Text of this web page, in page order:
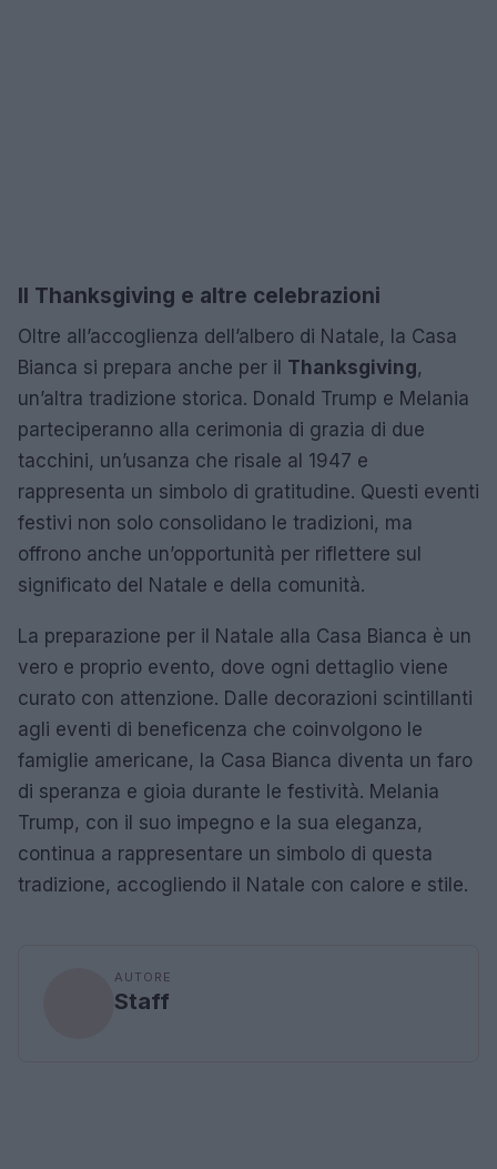
Il Thanksgiving e altre celebrazioni
Oltre all’accoglienza dell’albero di Natale, la Casa
Bianca si prepara anche per il Thanksgiving,
un’altra tradizione storica. Donald Trump e Melania
parteciperanno alla cerimonia di grazia di due
tacchini, un’usanza che risale al 1947 e
rappresenta un simbolo di gratitudine. Questi eventi
festivi non solo consolidano le tradizioni, ma
offrono anche un’opportunità per riflettere sul
significato del Natale e della comunità.
La preparazione per il Natale alla Casa Bianca è un
vero e proprio evento, dove ogni dettaglio viene
curato con attenzione. Dalle decorazioni scintillanti
agli eventi di beneficenza che coinvolgono le
famiglie americane, la Casa Bianca diventa un faro
di speranza e gioia durante le festività. Melania
Trump, con il suo impegno e la sua eleganza,
continua a rappresentare un simbolo di questa
tradizione, accogliendo il Natale con calore e stile.
AUTORE
Staff